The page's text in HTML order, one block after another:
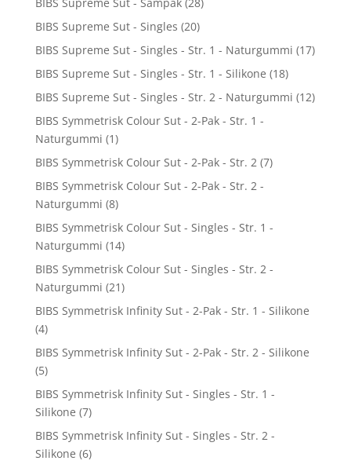
BIBS Supreme Sut - Singles (20)
BIBS Supreme Sut - Singles - Str. 1 - Naturgummi (17)
BIBS Supreme Sut - Singles - Str. 1 - Silikone (18)
BIBS Supreme Sut - Singles - Str. 2 - Naturgummi (12)
BIBS Symmetrisk Colour Sut - 2-Pak - Str. 1 -
Naturgummi (1)
BIBS Symmetrisk Colour Sut - 2-Pak - Str. 2 (7)
BIBS Symmetrisk Colour Sut - 2-Pak - Str. 2 -
Naturgummi (8)
BIBS Symmetrisk Colour Sut - Singles - Str. 1 -
Naturgummi (14)
BIBS Symmetrisk Colour Sut - Singles - Str. 2 -
Naturgummi (21)
BIBS Symmetrisk Infinity Sut - 2-Pak - Str. 1 - Silikone
(4)
BIBS Symmetrisk Infinity Sut - 2-Pak - Str. 2 - Silikone
(5)
BIBS Symmetrisk Infinity Sut - Singles - Str. 1 -
Silikone (7)
BIBS Symmetrisk Infinity Sut - Singles - Str. 2 -
Silikone (6)